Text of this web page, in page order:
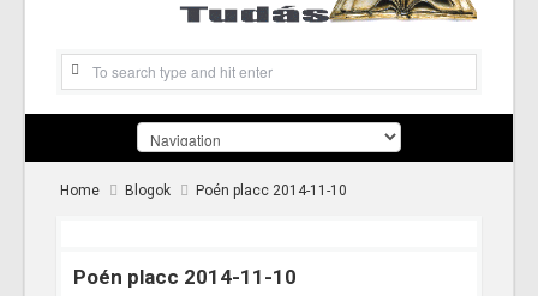
Home Blogok Poén placc 2014-11-10
Poén placc 2014-11-10